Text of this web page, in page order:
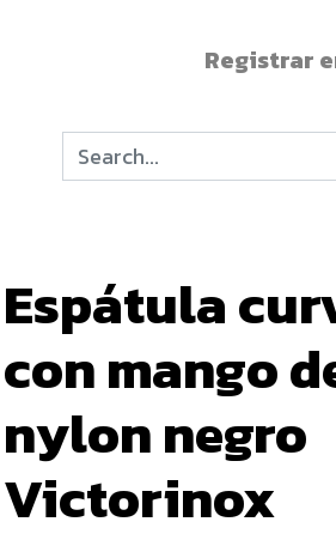
Registrar
Espátula
con mango
nylon negro
Victorinox